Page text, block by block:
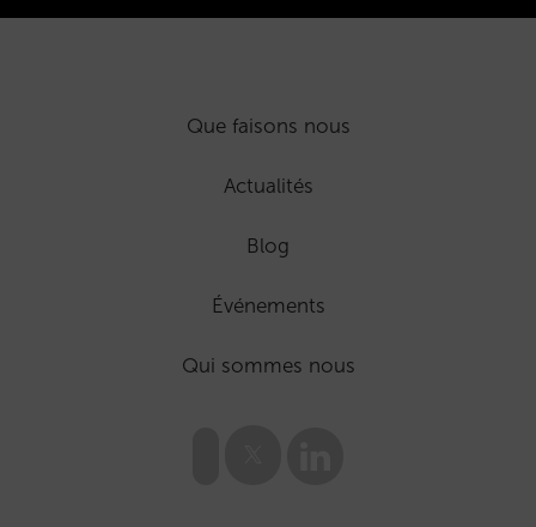
Que faisons nous
Actualités
Blog
Événements
Qui sommes nous